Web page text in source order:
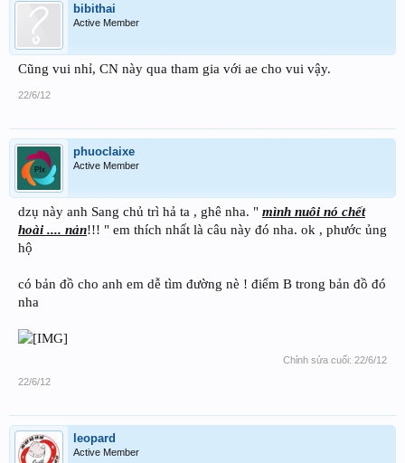
bibithai
Active Member
Cũng vui nhỉ, CN này qua tham gia với ae cho vui vậy.
22/6/12
phuoclaixe
Active Member
dzụ này anh Sang chủ trì hả ta , ghê nha. " mình nuôi nó chết
hoài .... nản!!! " em thích nhất là câu này đó nha. ok , phước ủng
hộ
có bản đồ cho anh em dễ tìm đường nè ! điểm B trong bản đồ đó
nha
Chỉnh sửa cuối: 22/6/12
22/6/12
leopard
Active Member